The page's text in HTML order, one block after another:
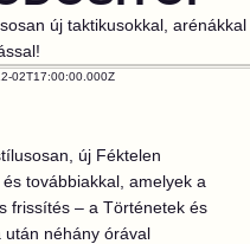
új taktikusokkal, arénákkal
02T17:00:00.000Z
új Féktelen
továbbiakkal, amelyek a
frissítés – a Történetek és
után néhány órával